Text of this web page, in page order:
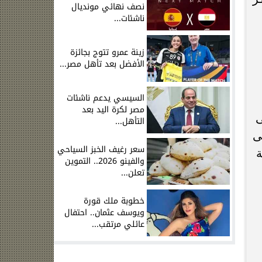
نصف نهائي مونديال
ناشئات...
زينة عمرو تتوج بجائزة
الأفضل بعد تأهل مصر...
السيسي يدعم ناشئات
مصر لكرة اليد بعد
التأهل...
سعر رغيف الخبز السياحي
والفينو 2026.. التموين
تعلن...
خطوبة ملك قورة
ويوسف عثمان.. احتفال
عائلي مرتقب...